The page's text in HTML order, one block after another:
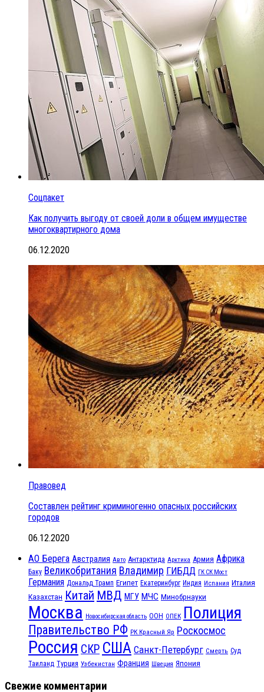
Соцпакет
Как получить выгоду от своей доли в общем имуществе
многоквартирного дома
06.12.2020
Правовед
Составлен рейтинг криминогенно опасных российских
городов
06.12.2020
АО Берега Австралия Авто Антарктида Арктика Армия Африка
Баку Великобритания Владимир ГИБДД ГК СК Мост
Германия Дональд Трамп Египет Екатеринбург Индия Испания Италия
Казахстан Китай МВД МГУ МЧС Минобрнауки
Москва Новосибирская область ООН ОПЕК Полиция
Правительство РФ РК Красный Яр Роскосмос
Россия СКР США Санкт-Петербург Смерть Суд
Таиланд Турция Узбекистан Франция Швеция Япония
Свежие комментарии